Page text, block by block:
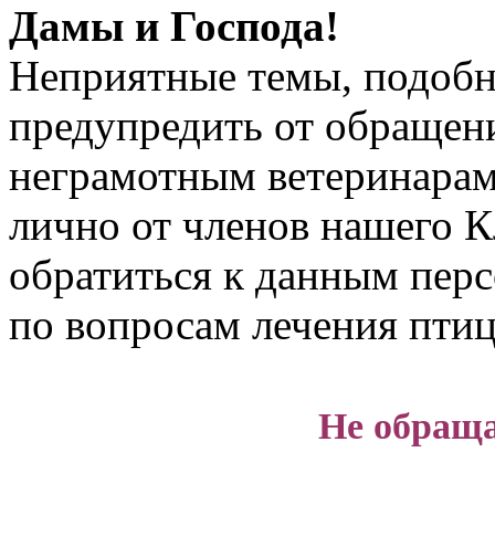
Дамы и Господа!
Неприятные темы,
предупредить от
неграмотным
лично от членов нашего
обратиться к данным
по вопросам лечения
Не